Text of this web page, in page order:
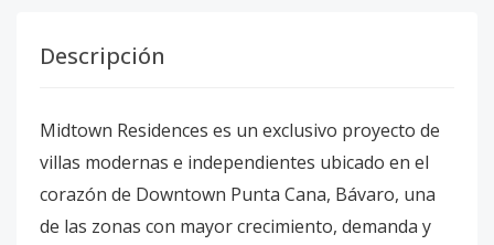
Descripción
Midtown Residences es un exclusivo proyecto de
villas modernas e independientes ubicado en el
corazón de Downtown Punta Cana, Bávaro, una
de las zonas con mayor crecimiento, demanda y